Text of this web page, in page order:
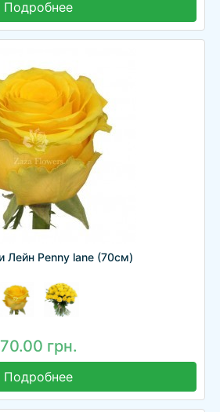
Подробнее
Лейн Penny lane (70см)
70.00 грн.
Подробнее